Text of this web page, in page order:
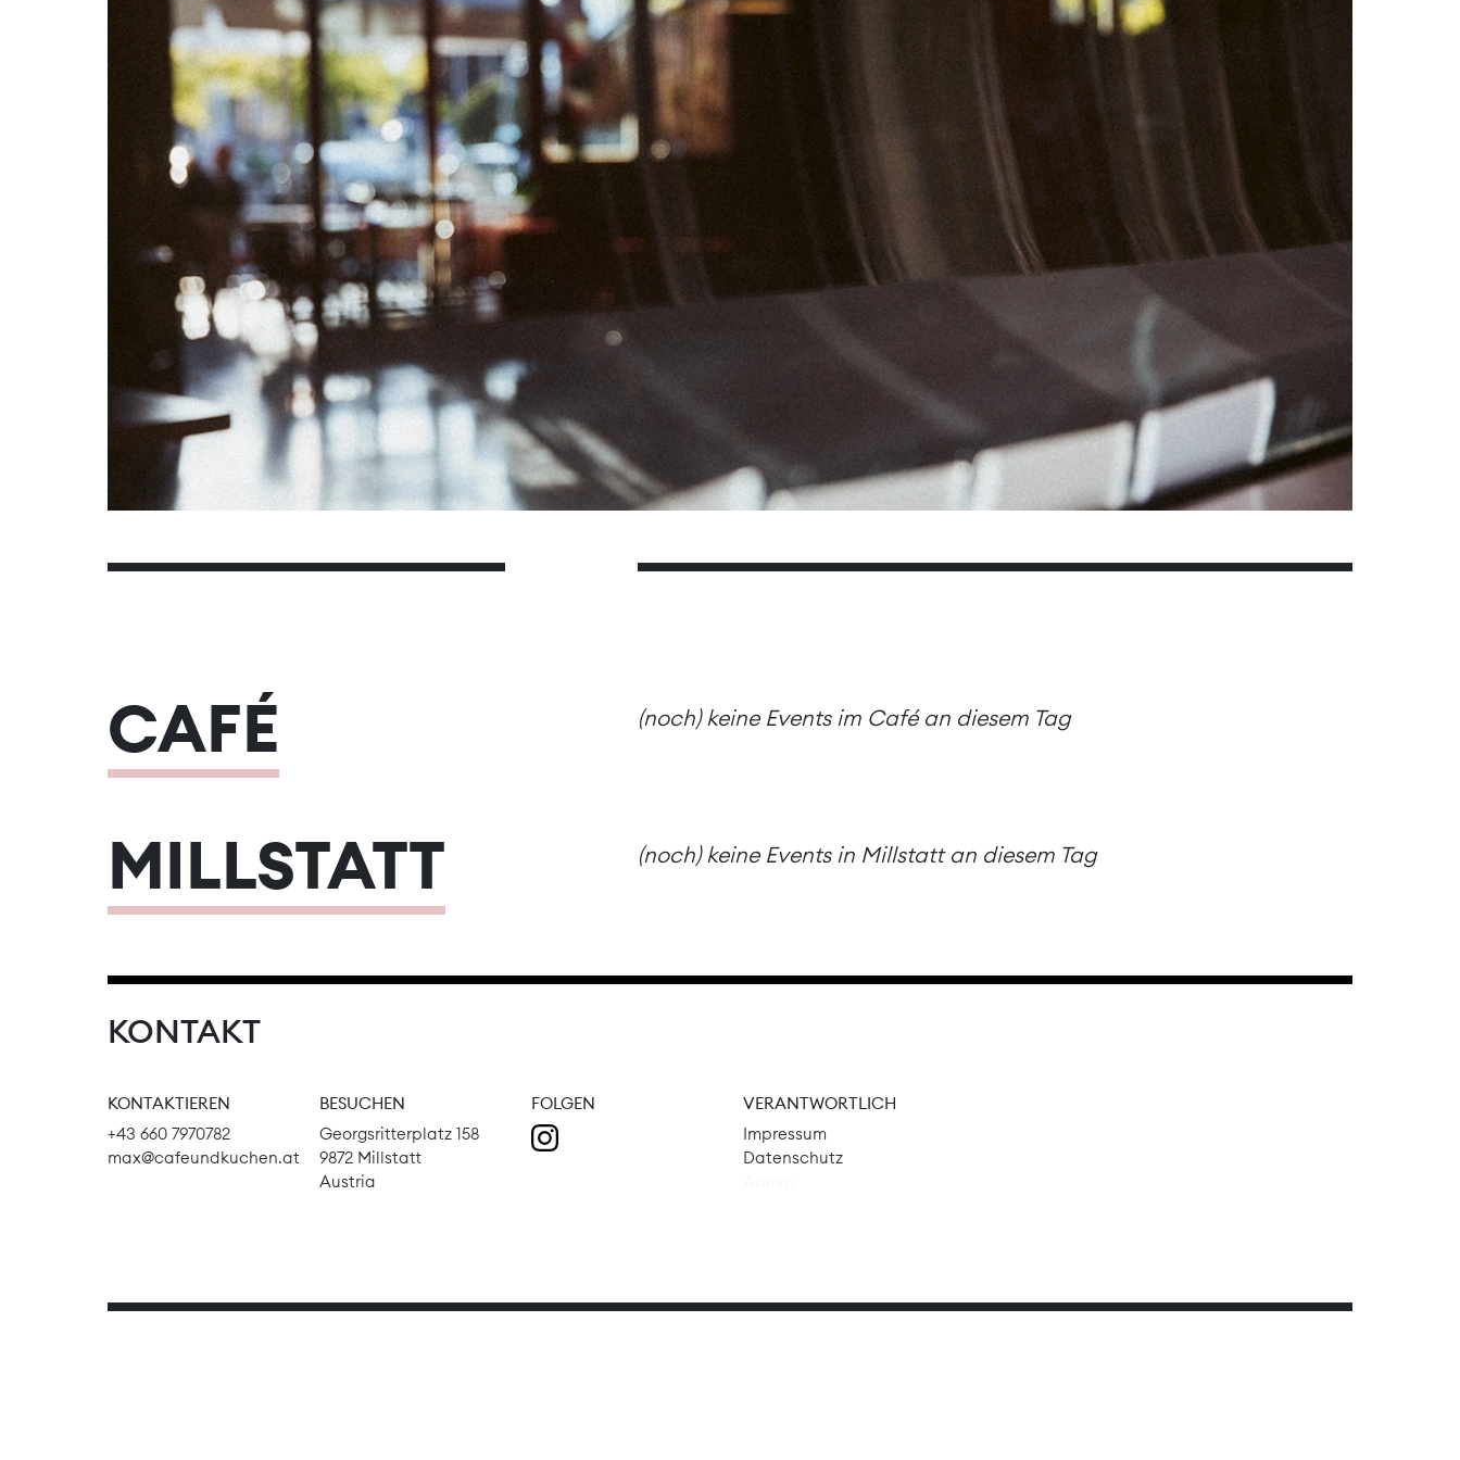
03
04 05 06 08
09
10
11 12 13 14 15
16
17
18 19 21
23
24
25 26 27 28 29
31
CAFÉ (noch) keine Events im Café an diesem Tag
MILLSTATT (noch) keine Events in Millstatt an diesem Tag
KONTAKT
KONTAKTIEREN
+43 660 7970782
max@cafeundkuchen.at
BESUCHEN
Georgsritterplatz 158
9872 Millstatt
Austria
FOLGEN
VERANTWORTLICH
Impressum
Datenschutz